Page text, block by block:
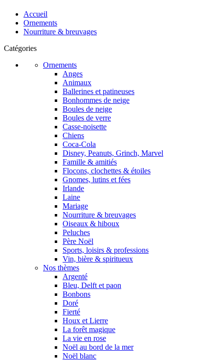
Accueil
Ornements
Nourriture & breuvages
Catégories
Nos thèmes
Argenté
Bleu, Delft et paon
Bonbons
Doré
Fierté
Houx et Lierre
La forêt magique
La vie en rose
Noël au bord de la mer
Noël blanc
Ornements
Anges
Animaux
Ballerines et patineuses
Bonhommes de neige
Boules de neige
Boules de verre
Casse-noisette
Chiens
Coca-Cola
Disney, Peanuts, Grinch, Marvel
Famille & amitiés
Flocons, clochettes & étoiles
Gnomes, lutins et fées
Irlande
Laine
Mariage
Nourriture & breuvages
Oiseaux & hiboux
Peluches
Père Noël
Sports, loisirs & professions
Vin, bière & spiritueux